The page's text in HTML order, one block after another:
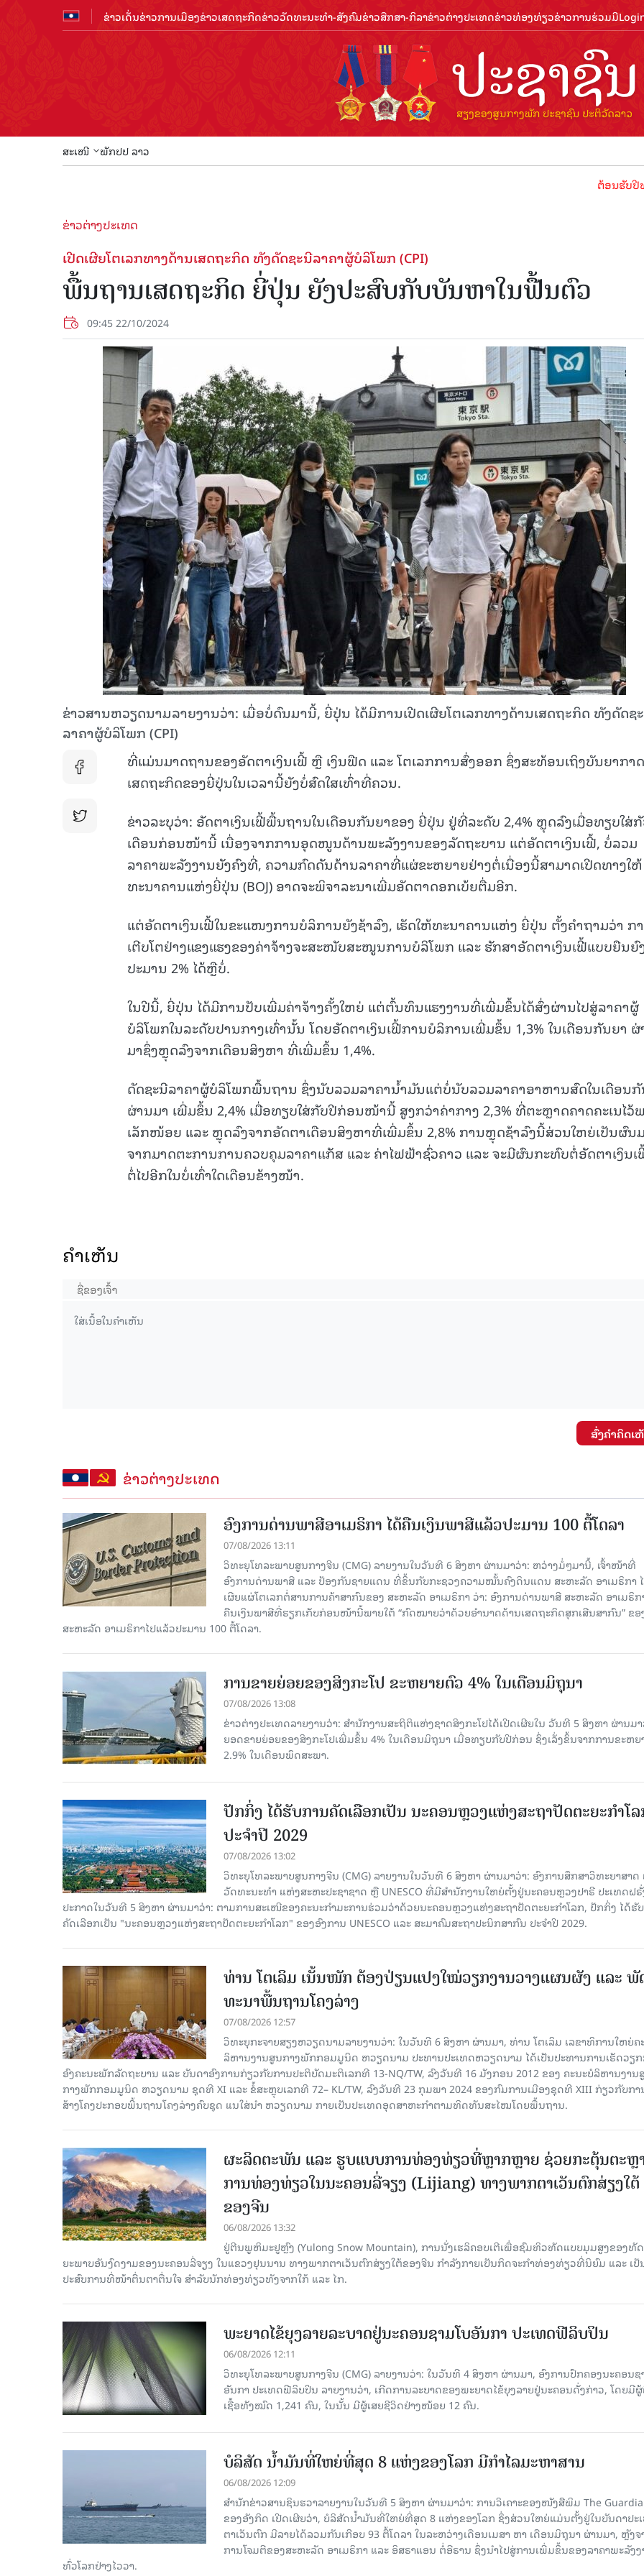
ຂ່າວເດັ່ນຂ່າວການເມືອງຂ່າວເສດຖະກິດຂ່າວວັດທະນະທຳ-ສັງຄົມຂ່າວສືກສາ-ກິລາຂ່າວຕ່າງປະເທດຂ່າວທ່ອງທ່ຽວຂ່າວການຮ່ວມມື
ສະເໜີ ພັກປປ ລາວ
ຕ້ອນຮັບປີທ່ອງທ່
ຂ່າວຕ່າງປະເທດ
ເປີດເຜີຍໂຕເລກທາງດ້ານເສດຖະກິດ ທັງດັດຊະນີລາຄາຜູ້ບໍລິໂພກ (CPI)
ພື້ນຖານເສດຖະກິດ ຍີ່ປຸ່ນ ຍັງປະສົບກັບບັນຫາໃນຟື້ນຕົວ
09:45 22/10/2024
ຂ່າວສານຫວຽດນາມລາຍງານວ່າ: ເມື່ອບໍ່ດົນມານີ້, ຍີ່ປຸ່ນ ໄດ້ມີການເປີດເຜີຍໂຕເລກທາງດ້ານເສດຖະກິດ ທັງດັດຊ
ລາຄາຜູ້ບໍລິໂພກ (CPI)
ທີ່ແມ່ນມາດຖານຂອງອັດຕາເງິນເຟີ້ ຫຼື ເງິນຟືດ ແລະ ໂຕເລກການສົ່ງອອກ ຊຶ່ງສະທ້ອນເຖິງບັນຍາກາດ
ເສດຖະກິດຂອງຍີ່ປຸ່ນໃນເວລານີ້ຍັງບໍ່ສົດໃສເທົ່າທີ່ຄວນ.
ຂ່າວລະບຸວ່າ: ອັດຕາເງິນເຟີ້ພື້ນຖານໃນເດືອນກັນຍາຂອງ ຍີ່ປຸ່ນ ຢູ່ທີ່ລະດັບ 2,4% ຫຼຸດລົງເມື່ອທຽບໃສ່
ເດືອນກ່ອນໜ້ານີ້ ເນື່ອງຈາກການອຸດໜູນດ້ານພະລັງງານຂອງລັດຖະບານ ແຕ່ອັດຕາເງິນເຟີ້, ບໍ່ລວມ
ລາຄາພະລັງງານຍັງຄົງທີ່, ຄວາມກົດດັນດ້ານລາຄາທີ່ແຜ່ຂະຫຍາຍຢ່າງຕໍ່ເນື່ອງນີ້ສາມາດເປີດທາງໃຫ້
ທະນາຄານແຫ່ງຍີ່ປຸ່ນ (BOJ) ອາດຈະພິຈາລະນາເພີ່ມອັດຕາດອກເບ້ຍຕື່ມອີກ.
ແຕ່ອັດຕາເງິນເຟີ້ໃນຂະແໜງການບໍລິການຍັງຊ້າລົງ, ເຮັດໃຫ້ທະນາຄານແຫ່ງ ຍີ່ປຸ່ນ ຕັ້ງຄຳຖາມວ່າ ກ
ເຕີບໂຕຢ່າງແຂງແຮງຂອງຄ່າຈ້າງຈະສະໜັບສະໜູນການບໍລິໂພກ ແລະ ຮັກສາອັດຕາເງິນເຟີ້ແບບຍືນຍົ
ປະມານ 2% ໄດ້ຫຼືບໍ່.
ໃນປີນີ້, ຍີ່ປຸ່ນ ໄດ້ມີການປັບເພີ່ມຄ່າຈ້າງຄັ້ງໃຫຍ່ ແຕ່ຕົ້ນທຶນແຮງງານທີ່ເພີ່ມຂຶ້ນໄດ້ສົ່ງຜ່ານໄປສູ່ລາຄາຜູ້
ບໍລິໂພກໃນລະດັບປານກາງເທົ່ານັ້ນ ໂດຍອັດຕາເງິນເຟີ້ການບໍລິການເພີ່ມຂຶ້ນ 1,3% ໃນເດືອນກັນຍາ ຜ່
ມາຊຶ່ງຫຼຸດລົງຈາກເດືອນສິງຫາ ທີ່ເພີ່ມຂຶ້ນ 1,4%.
ດັດຊະນີລາຄາຜູ້ບໍລິໂພກພື້ນຖານ ຊຶ່ງນັບລວມລາຄານ້ຳມັນແຕ່ບໍ່ນັບລວມລາຄາອາຫານສົດໃນເດືອນກັ
ຜ່ານມາ ເພີ່ມຂຶ້ນ 2,4% ເມື່ອທຽບໃສ່ກັບປີກ່ອນໜ້ານີ້ ສູງກວ່າຄ່າກາງ 2,3% ທີ່ຕະຫຼາດຄາດຄະເນໄວ້
ເລັກໜ້ອຍ ແລະ ຫຼຸດລົງຈາກອັດຕາເດືອນສິງຫາທີ່ເພີ່ມຂຶ້ນ 2,8% ການຫຼຸດຊ້າລົງນີ້ສ່ວນໃຫຍ່ເປັນຜົນ
ຈາກມາດຕະການການຄວບຄຸມລາຄາແກັສ ແລະ ຄ່າໄຟຟ້າຊົ່ວຄາວ ແລະ ຈະມີຜົນກະທົບຕໍ່ອັດຕາເງິນເ
ຕໍ່ໄປອີກໃນບໍ່ເທົ່າໃດເດືອນຂ້າງໜ້າ.
ຄໍາເຫັນ
ສົ່ງຄໍາຄິດເ
ຂ່າວຕ່າງປະເທດ
ອົງການດ່ານພາສີອາເມຣິກາ ໄດ້ຄືນເງິນພາສີແລ້ວປະມານ 100 ຕື້ໂດລາ
07/08/2026 13:11
ວິທະຍຸໂທລະພາບສູນກາງຈີນ (CMG) ລາຍງານໃນວັນທີ 6 ສິງຫາ ຜ່ານມາວ່າ: ຫວ່າງມໍ່ໆມານີ້, ເຈົ້າໜ້າທີ່
ອົງການດ່ານພາສີ ແລະ ປ້ອງກັນຊາຍແດນ ທີ່ຂຶ້ນກັບກະຊວງຄວາມໝັ້ນຄົງດິນແດນ ສະຫະລັດ ອາເມຣິກາ
ເຜີຍແຜ່ໂຕເລກຕໍ່ສານການຄ້າສາກົນຂອງ ສະຫະລັດ ອາເມຣິກາ ວ່າ: ອົງການດ່ານພາສີ ສະຫະລັດ ອາເມຣິກ
ຄືນເງິນພາສີທີ່ຮຽກເກັບກ່ອນໜ້ານີ້ພາຍໃຕ້ “ກົດໝາຍວ່າດ້ວຍອຳນາດດ້ານເສດຖະກິດສຸກເສີນສາກົນ” ຂອ
ສະຫະລັດ ອາເມຣິກາໄປແລ້ວປະມານ 100 ຕື້ໂດລາ.
ການຂາຍຍ່ອຍຂອງສິງກະໂປ ຂະຫຍາຍຕົວ 4% ໃນເດືອນມິຖຸນາ
07/08/2026 13:08
ຂ່າວຕ່າງປະເທດລາຍງານວ່າ: ສຳນັກງານສະຖິຕິແຫ່ງຊາດສິງກະໂປໄດ້ເປີດເຜີຍໃນ ວັນທີ 5 ສິງຫາ ຜ່ານມາ
ຍອດຂາຍຍ່ອຍຂອງສິງກະໂປເພີ່ມຂຶ້ນ 4% ໃນເດືອນມິຖຸນາ ເມື່ອທຽບກັບປີກ່ອນ ຊຶ່ງເລັ່ງຂຶ້ນຈາກການຂະຫຍ
2.9% ໃນເດືອນພຶດສະພາ.
ປັກກິ່ງ ໄດ້ຮັບການຄັດເລືອກເປັນ ນະຄອນຫຼວງແຫ່ງສະຖາປັດຕະຍະກຳໂ
ປະຈຳປີ 2029
07/08/2026 13:02
ວິທະຍຸໂທລະພາບສູນກາງຈີນ (CMG) ລາຍງານໃນວັນທີ 6 ສິງຫາ ຜ່ານມາວ່າ: ອົງການສຶກສາວິທະຍາສາດ
ວັດທະນະທຳ ແຫ່ງສະຫະປະຊາຊາດ ຫຼື UNESCO ທີ່ມີສຳນັກງານໃຫຍ່ຕັ້ງຢູ່ນະຄອນ​ຫຼວງປາຣີ ປະເທດຝຣັ່
ປະກາດໃນວັນທີ 5 ສິງຫາ ຜ່ານມາວ່າ: ຕາມການສະເໜີຂອງຄະນະກຳມະການຮ່ວມວ່າດ້ວຍນະຄອນຫຼວງແຫ່ງສະຖາປັດຕະຍະກຳໂລກ, ປັກກິ່ງ ໄດ້ຮັ
ຄັດ​ເລືອກເປັນ "ນະຄອນຫຼວງແຫ່ງສະຖາປັດຕະຍະກຳໂລກ" ຂອງອົງການ UNESCO ແລະ ສະມາ​ຄົມສະຖາປະນິກສາກົນ ປະຈຳປີ 2029.
ທ່ານ ໂຕ​ເລິມ ເນັ້ນໜັກ ຕ້ອງ​ປ່ຽນ​ແປງ​ໃໝ່​ວຽກ​ງານ​ວາງ​ແຜນ​ຜັງ ແລະ ​ພັ
ທະ​ນາ​ພື້ນ​ຖານ​ໂຄງ​ລ່າງ
07/08/2026 12:57
ວິທະຍຸກະຈາຍສຽງຫວຽດນາມລາຍງານວ່າ: ໃນ​ວັນ​ທີ 6 ສິງ​ຫາ ຜ່ານມາ, ທ່ານ ໂຕ​ເລິມ ເລ​ຂາ​ທິ​ການ​ໃຫຍ່​ຄ
ລິ​ຫານ​ງານ​ສູນ​ກາງ​ພັກ​ກອມ​ມູ​ນິດ ຫວຽດ​ນາມ ປະ​ທານ​ປະ​ເທດຫວຽດ​ນາມ ໄດ້​ເປັນ​ປະ​ທານ​ການ​ເຮັດ​ວຽ
ອົງ​ຄະ​ນະ​ພັກ​ລັດ​ຖະ​ບານ ແລະ ບັນ​ດາ​ອົງ​ການ​ກ່ຽວ​ກັບ​ການ​ປະ​ຕິ​ບັດ​ມະ​ຕິ​ເລກ​ທີ 13-NQ/TW, ລົງວັນ​ທີ 16 ມັງ​ກອນ 2012 ຂອງ ຄະ​ນະ​ບໍ​ລິ​ຫານ​ງານ​
ກາງ​ພັກ​ກອມ​ມູ​ນິດ ຫວຽດ​ນາມ ຊຸດ​ທີ XI ແລະ ຂໍ້​ສະ​ຫຼຸບ​ເລກ​ທີ 72– KL/TW, ​ລົງວັນ​ທີ 23 ກຸມ​ພາ 2024 ຂອງ​ກົມ​ການ​ເມື​ອງ​ຊຸດ​ທີ XIII ກ່ຽວ​ກັບ​ກ
ສ້າງ​ໂຄງ​ປະ​ກອບ​ພື້ນ​ຖານ​ໂຄງ​ລ່າງຄົບ​ຊຸດ ແນ​ໃສ່​ນຳ ຫວຽດ​ນາມ ກາຍ​ເປັນ​ປະ​ເທດ​ອຸດ​ສາ​ຫະ​ກຳ​ຕາມ​ທິດ​ທັນ​ສະ​ໄໝ​ໂດຍ​ພື້ນ​ຖານ.
ຜະລິດຕະພັນ ແລະ ຮູບແບບການທ່ອງທ່ຽວທີ່ຫຼາກຫຼາຍ ຊ່ວຍກະຕຸ້ນຕະຫຼ
ການທ່ອງທ່ຽວໃນນະຄອນລີ່ຈຽງ (Lijiang) ທາງພາກຕາເວັນຕົກສ່ຽງໃຕ້
ຂອງຈີນ
06/08/2026 13:32
ຢູ່ຕີນພູຫິມະຢູຫຼົງ (Yulong Snow Mountain), ການນັ່ງເຮລິຄອບເຕີເພື່ອຊົມທິວທັດແບບມຸມສູງຂອງທັ
ຍະພາບອັນງົດງາມຂອງນະຄອນລີ່ຈຽງ ໃນແຂວງຢຸນນານ ທາງພາກຕາເວັນຕົກສ່ຽງໃຕ້ຂອງຈີນ ກຳລັງກາຍເປັນກິດຈະກຳທ່ອງທ່ຽວທີ່ນິຍົມ ແລະ ເປັ
ປະສົບການທີ່ໜ້າຕື່ນຕາຕື່ນໃຈ ສຳລັບນັກທ່ອງທ່ຽວທັງຈາກໃກ້ ແລະ ໄກ.
ພະຍາດໄຂ້ຍຸງລາຍລະບາດຢູ່ນະຄອນຊາມໂບ​ອັນກາ ປະເທດຟີລິບປິນ
06/08/2026 12:11
ວິທະຍຸໂທລະພາບສູນກາງຈີນ (CMG) ລາຍງານວ່າ: ໃນວັນທີ 4 ສິງ​ຫາ ຜ່ານມາ, ອົງການ​ປົກ​ຄອງນະຄອນຊ
ອັນກາ ປະເທດຟີລິບປິນ ລາຍ​ງານວ່າ, ເກີດ​ການລະບາດ​ຂອງພະຍາດໄຂ້ຍຸງລາຍຢູ່ນະຄອນດັ່ງກ່າວ, ໂດຍມີ
ເຊື້ອ​ທັງ​ໝົດ 1,241 ຄົນ, ໃນນັ້ນ ມີຜູ້ເສຍຊີວິດຢ່າງໜ້ອຍ 12 ຄົນ.
ບໍລິສັດ ນ້ຳມັນທີ່ໃຫຍ່ທີ່ສຸດ 8 ແຫ່ງຂອງໂລກ ມີກຳໄລມະຫາສານ
06/08/2026 12:09
ສຳນັກຂ່າວສານຊິນຮວາລາຍງານໃນວັນທີ 5 ສິງຫາ ຜ່ານມາວ່າ: ການວິເຄາະຂອງໜັງສືພິມ The
ຂອງອັງກິດ ເປີດເຜີຍວ່າ, ບໍລິສັດນ້ຳມັນທີ່ໃຫຍ່ທີ່ສຸດ 8 ແຫ່ງຂອງໂລກ ຊຶ່ງສ່ວນໃຫຍ່ແມ່ນຕັ້ງຢູ່ໃນບັນດາປະ
ຕາເວັນຕົກ ມີລາຍໄດ້ລວມກັນເກືອບ 93 ຕື້ໂດລາ ໃນລະຫວ່າງເດືອນເມສາ ຫາ ເດືອນມິຖຸນາ ຜ່ານມາ, ຫຼັງຈ
ການໂຈມຕີຂອງສະຫະລັດ ອາເມຣິກາ ແລະ ອິສຣາແອນ ຕໍ່ອີຣານ ຊຶ່ງນຳໄປສູ່ການເພີ່ມຂຶ້ນຂອງລາຄາພະລັງງ
ທົ່ວໂລກຢ່າງໄວວາ.
15.041(10-08-